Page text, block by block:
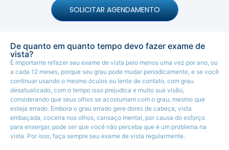
SOLICITAR AGENDAMENTO
De quanto em quanto tempo devo fazer exame de
vista?
É importante refazer seu exame de vista pelo menos uma vez por ano, ou
a cada 12 meses, porque seu grau pode mudar periodicamente, e se você
continuar usando o mesmo óculos ou lente de contato, com grau
desatualizado, com o tempo isso prejudica e muito sua visão,
considerando que seus olhos se acostumam com o grau, mesmo que
esteja errado. Embora o grau errado gere dores de cabeça, vista
embaçada, coceira nos olhos, cansaço mental, por causa do esforço
para enxergar, pode ser que você não perceba que é um problema na
vista. Por isso, faça sempre seu exame de vista regularmente.